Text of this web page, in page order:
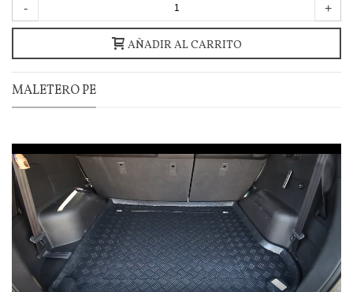
- +
AÑADIR AL CARRITO
MALETERO PE